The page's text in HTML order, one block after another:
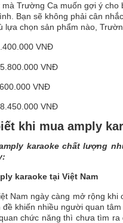
Trường Ca muốn gợi ý
Bạn sẽ không phải cân
chọn sản phẩm nào,
VNĐ
VNĐ
VNĐ
VNĐ
khi mua amply
karaoke chất lượng
karaoke tại Việt Nam
Nam ngày càng mở rộng
khiến nhiều người quan
chức năng thì chưa tìm